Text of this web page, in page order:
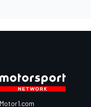
Motor1.com